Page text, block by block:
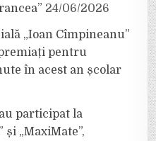
24/06/2026
„Ioan Cîmpineanu”
pentru
în acest an școlar
participat la
„MaxiMate”,